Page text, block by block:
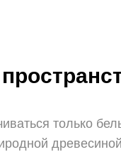
только